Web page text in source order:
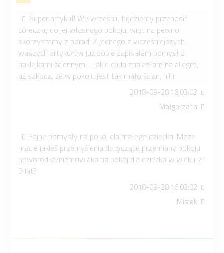
Super artykuł! We wrześniu będziemy przenosić
córeczkę do jej własnego pokoju, więc na pewno
skorzystamy z porad. Z jednego z wcześniejszych
waszych artykułów już sobie zapisałam pomysł z
naklejkami ściennymi - jakie cuda znalazłam na allegro,
aż szkoda, że w pokoju jest tak mało ścian, hihi
2018-09-28 16:03:02
Małgorzata
Fajne pomysły na pokój dla małego dziecka. Może
macie jakieś przemyślenia dotyczące przemiany pokoju
noworodka/niemowlaka na pokój dla dziecka w wieku 2-
3 lat?
2018-09-28 16:03:02
Misiek